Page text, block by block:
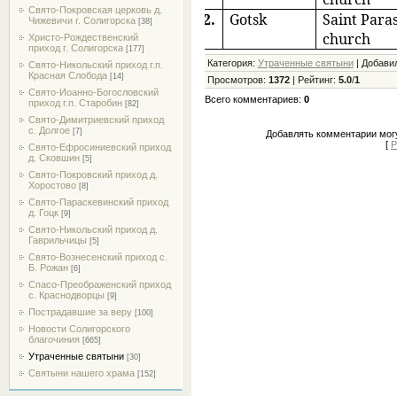
Свято-Покровская церковь д.
Чижевичи г. Солигорска [38]
Христо-Рождественский
приход г. Солигорска [177]
Свято-Никольский приход г.п.
Красная Слобода [14]
Свято-Иоанно-Богословский
приход г.п. Старобин [82]
Свято-Димитриевский приход
с. Долгое [7]
Свято-Ефросиниевский приход
д. Сковшин [5]
Свято-Покровский приход д.
Хоростово [8]
Свято-Параскевинский приход
д. Гоцк [9]
Свято-Никольский приход д.
Гаврильчицы [5]
Свято-Вознесенский приход с.
Б. Рожан [6]
Спасо-Преображенский приход
с. Краснодворцы [9]
Пострадавшие за веру [100]
Новости Солигорского
благочиния [665]
Утраченные святыни [30]
Святыни нашего храма [152]
12.
Gotsk
Saint
church
Категория: Утраченные святыни|
Просмотров: 1372| Рейтинг: 5.0/1
Всего комментариев: 0
Добавлять комментарии
[